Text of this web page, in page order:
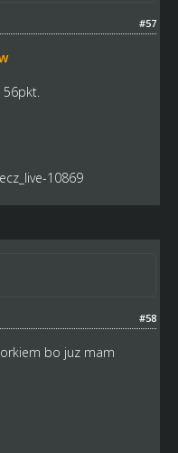
#57
10869
#58
bo juz mam